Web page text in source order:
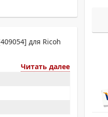
для Ricoh
Читать далее